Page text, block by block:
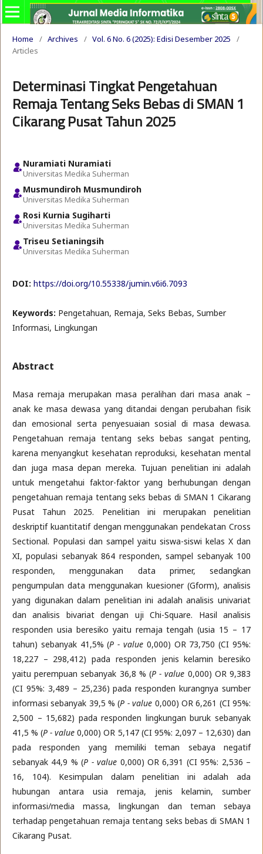
Home / Archives / Vol. 6 No. 6 (2025): Edisi Desember 2025
/
Articles
Determinasi Tingkat Pengetahuan
Remaja Tentang Seks Bebas di SMAN 1
Cikarang Pusat Tahun 2025
Nuramiati Nuramiati
Universitas Medika Suherman
Musmundiroh Musmundiroh
Universitas Medika Suherman
Rosi Kurnia Sugiharti
Universitas Medika Suherman
Triseu Setianingsih
Universitas Medika Suherman
DOI: https://doi.org/10.55338/jumin.v6i6.7093
Keywords: Pengetahuan, Remaja, Seks Bebas, Sumber
Informasi, Lingkungan
Abstract
Masa remaja merupakan masa peralihan dari masa anak –
anak ke masa dewasa yang ditandai dengan perubahan fisik
dan emosional serta penyesuaian sosial di masa dewasa.
Pengetahuan remaja tentang seks bebas sangat penting,
karena menyangkut kesehatan reproduksi, kesehatan mental
dan juga masa depan mereka. Tujuan penelitian ini adalah
untuk mengetahui faktor-faktor yang berhubungan dengan
pengetahuan remaja tentang seks bebas di SMAN 1 Cikarang
Pusat Tahun 2025. Penelitian ini merupakan penelitian
deskriptif kuantitatif dengan menggunakan pendekatan Cross
Sectional. Populasi dan sampel yaitu siswa-siswi kelas X dan
XI, populasi sebanyak 864 responden, sampel sebanyak 100
responden, menggunakan data primer, sedangkan
pengumpulan data menggunakan kuesioner (Gform), analisis
yang digunakan dalam penelitian ini adalah analisis univariat
dan analisis bivariat dengan uji Chi-Square. Hasil analisis
responden usia beresiko yaitu remaja tengah (usia 15 – 17
tahun) sebanyak 41,5% (P - value 0,000) OR 73,750 (CI 95%:
18,227 – 298,412) pada responden jenis kelamin beresiko
yaitu perempuan sebanyak 36,8 % (P - value 0,000) OR 9,383
(CI 95%: 3,489 – 25,236) pada responden kurangnya sumber
informasi sebanyak 39,5 % (P - value 0,000) OR 6,261 (CI 95%:
2,500 – 15,682) pada responden lingkungan buruk sebanyak
41,5 % (P - value 0,000) OR 5,147 (CI 95%: 2,097 – 12,630) dan
pada responden yang memiliki teman sebaya negatif
sebanyak 44,9 % (P - value 0,000) OR 6,391 (CI 95%: 2,536 –
16, 104). Kesimpulan dalam penelitian ini adalah ada
hubungan antara usia remaja, jenis kelamin, sumber
informasi/media massa, lingkungan dan teman sebaya
terhadap pengetahuan remaja tentang seks bebas di SMAN 1
Cikarang Pusat.